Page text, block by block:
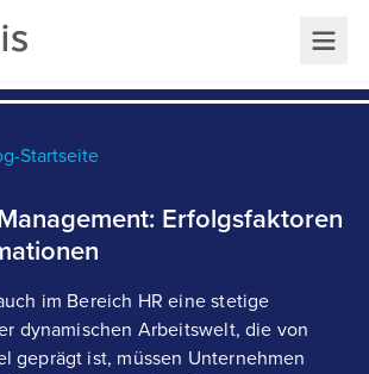
Startseite
Erfolgsfaktoren
im Bereich HR eine stetige
dynamischen Arbeitswelt, die von
geprägt ist, müssen Unternehmen